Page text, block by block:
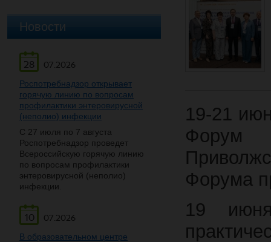
Новости
28
07.2026
Роспотребнадзор открывает
горячую линию по вопросам
профилактики энтеровирусной
(неполио) инфекции
С 27 июля по 7 августа
Роспотребнадзор проведет
Всероссийскую горячую линию
по вопросам профилактики
энтеровирусной (неполио)
инфекции.
10
07.2026
В образовательном центре
19-21
Форум
Форума
19